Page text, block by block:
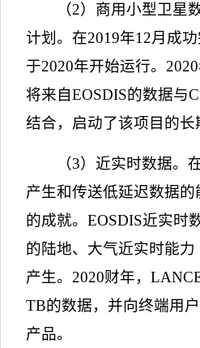
（2）商用小型卫星
计划。在2019年12月成
于2020年开始运行。 2020
将来自EOSDIS的数据与
结合，启动了该项目的长
（3）近实时数据。
产生和传送低延迟数据
的成就。EOSDIS近实时
的陆地、大气近实时能力
产生。 2020财年，
TB的数据，并向终端用
产品。